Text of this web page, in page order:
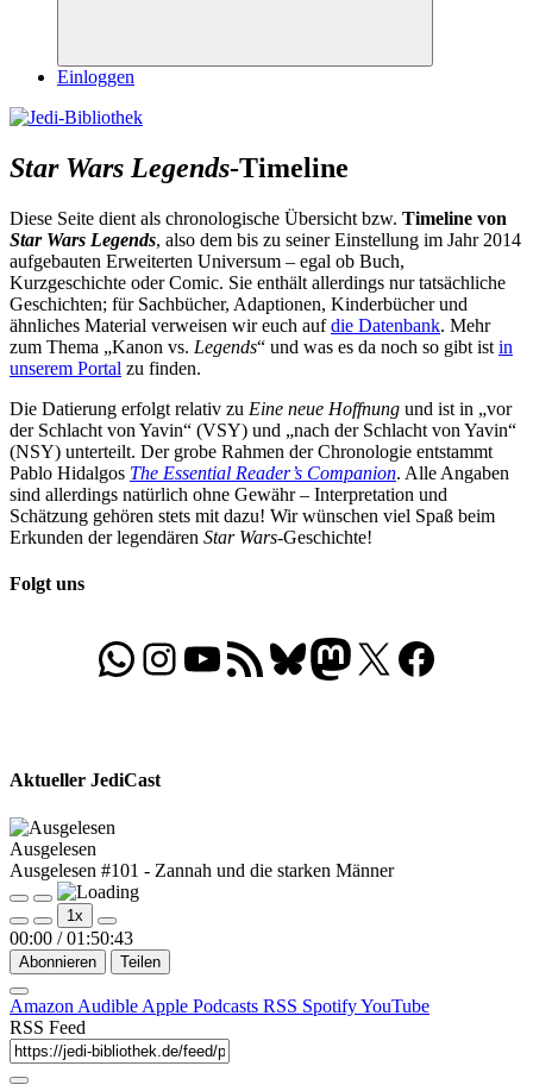
Suchen
Einloggen
Star Wars Legends-Timeline
Diese Seite dient als chronologische Übersicht bzw. Timeline von
Star Wars Legends, also dem bis zu seiner Einstellung im Jahr 2014
aufgebauten Erweiterten Universum – egal ob Buch,
Kurzgeschichte oder Comic. Sie enthält allerdings nur tatsächliche
Geschichten; für Sachbücher, Adaptionen, Kinderbücher und
ähnliches Material verweisen wir euch aufdie Datenbank. Mehr
zum Thema „Kanon vs. Legends“ und was es da noch so gibt ist in
unserem Portal zu finden.
Die Datierung erfolgt relativ zu Eine neue Hoffnung und ist in „vor
der Schlacht von Yavin“ (VSY) und „nach der Schlacht von Yavin“
(NSY) unterteilt. Der grobe Rahmen der Chronologie entstammt
Pablo Hidalgos The Essential Reader’s Companion. Alle Angaben
sind allerdings natürlich ohne Gewähr – Interpretation und
Schätzung gehören stets mit dazu! Wir wünschen viel Spaß beim
Erkunden der legendären Star Wars-Geschichte!
Folgt uns
WhatsApp
Folgt uns auf Instagram
Besucht unseren YouTube-Kanal
RSS-FeedBluesky
Folgt uns auf Mastodon
X Folgt uns auf
Aktueller JediCast
Ausgelesen
Ausgelesen #101 - Zannah und die starken Männer
Play
Episode
Pause
Episode
1x
00:00 / 01:50:43
Abonnieren Teilen
Amazon Audible Apple Podcasts RSS SpotifyYouTube
RSS Feed